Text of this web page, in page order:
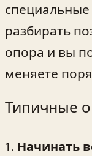
разбирать
опора и вы
меняете
Типичные
Начинать